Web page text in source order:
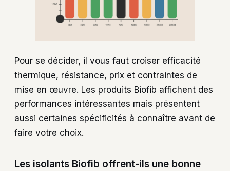
Pour se décider, il vous faut croiser efficacité
thermique, résistance, prix et contraintes de
mise en œuvre. Les produits Biofib affichent des
performances intéressantes mais présentent
aussi certaines spécificités à connaître avant de
faire votre choix.
Les isolants Biofib offrent-ils une bonne